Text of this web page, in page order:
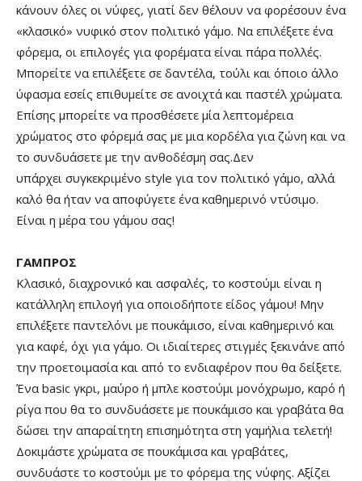
κάνουν όλες οι νύφες, γιατί δεν θέλουν να φορέσουν ένα
«κλασικό» νυφικό στον πολιτικό γάμο. Να επιλέξετε ένα
φόρεμα, οι επιλογές για φορέματα είναι πάρα πολλές.
Μπορείτε να επιλέξετε σε δαντέλα, τούλι και όποιο άλλο
ύφασμα εσείς επιθυμείτε σε ανοιχτά και παστέλ χρώματα.
Επίσης μπορείτε να προσθέσετε μία λεπτομέρεια
χρώματος στο φόρεμά σας με μια κορδέλα για ζώνη και να
το συνδυάσετε με την ανθοδέσμη σας.Δεν
υπάρχει συγκεκριμένο style για τον πολιτικό γάμο, αλλά
καλό θα ήταν να αποφύγετε ένα καθημερινό ντύσιμο.
Είναι η μέρα του γάμου σας!
ΓΑΜΠΡΟΣ
Κλασικό, διαχρονικό και ασφαλές, το κοστούμι είναι η
κατάλληλη επιλογή για οποιοδήποτε είδος γάμου! Μην
επιλέξετε παντελόνι με πουκάμισο, είναι καθημερινό και
για καφέ, όχι για γάμο. Οι ιδιαίτερες στιγμές ξεκινάνε από
την προετοιμασία και από το ενδιαφέρον που θα δείξετε.
Ένα basic γκρι, μαύρο ή μπλε κοστούμι μονόχρωμο, καρό ή
ρίγα που θα το συνδυάσετε με πουκάμισο και γραβάτα θα
δώσει την απαραίτητη επισημότητα στη γαμήλια τελετή!
Δοκιμάστε χρώματα σε πουκάμισα και γραβάτες,
συνδυάστε το κοστούμι με το φόρεμα της νύφης. Αξίζει